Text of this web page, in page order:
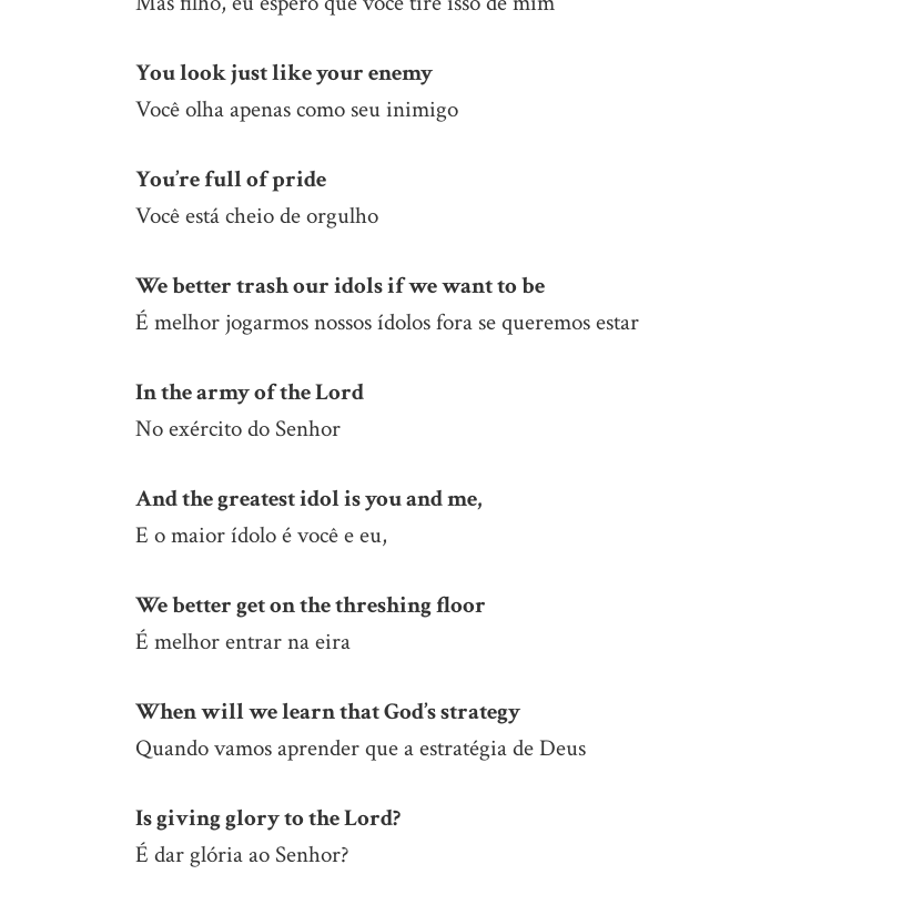
You look just like your enemy
Você olha apenas como seu inimigo
You’re full of pride
Você está cheio de orgulho
We better trash our idols if we want to be
É melhor jogarmos nossos ídolos fora se queremos estar
In the army of the Lord
No exército do Senhor
And the greatest idol is you and me,
E o maior ídolo é você e eu,
We better get on the threshing floor
É melhor entrar na eira
When will we learn that God’s strategy
Quando vamos aprender que a estratégia de Deus
Is giving glory to the Lord?
É dar glória ao Senhor?